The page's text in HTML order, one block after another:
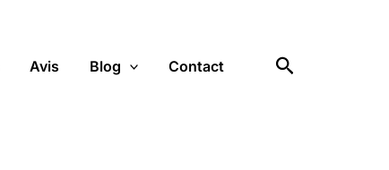
Avis Blog Contact Rechercher